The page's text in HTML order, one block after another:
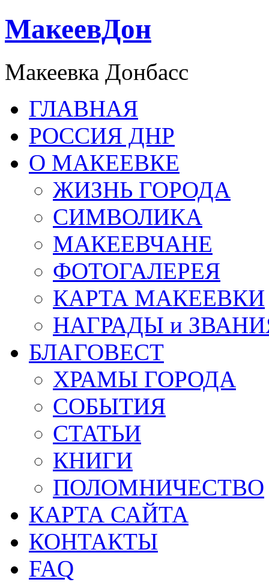
МакеевДон
Макеевка Донбасс
ГЛАВНАЯ
РОССИЯ ДНР
О МАКЕЕВКЕ
ЖИЗНЬ ГОРОДА
СИМВОЛИКА
МАКЕЕВЧАНЕ
ФОТОГАЛЕРЕЯ
КАРТА МАКЕЕВКИ
НАГРАДЫ и
БЛАГОВЕСТ
ХРАМЫ ГОРОДА
СОБЫТИЯ
СТАТЬИ
КНИГИ
ПОЛОМНИЧЕСТВО
КАРТА САЙТА
КОНТАКТЫ
FAQ